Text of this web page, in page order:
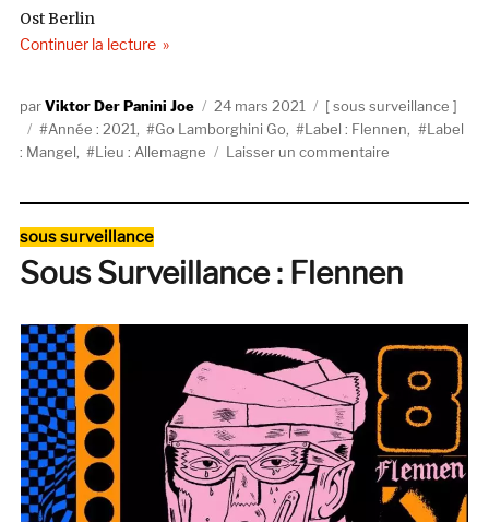
Ost Berlin
Continuer la lecturede « Sous Surveillance : Go Lamborghini Go »
AuteurViktor Der Panini Joe
Publié
le
24 mars 2021 Catégories
sous surveillance
Étiquettes
Année : 2021 Go Lamborghini Go Label : Flennen
Label
: Mangel
Lieu : Allemagne Laisser un commentaire
Lamborghini
Go
Catégories
sous surveillance
Sous Surveillance : Flennen